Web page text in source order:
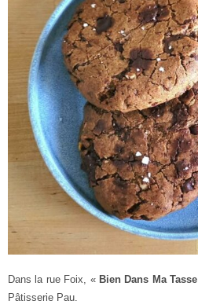
Dans la rue Foix, « Bien Dans Ma Tasse
Pâtisserie Pau.